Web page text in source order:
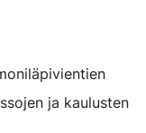
ja kaulusten